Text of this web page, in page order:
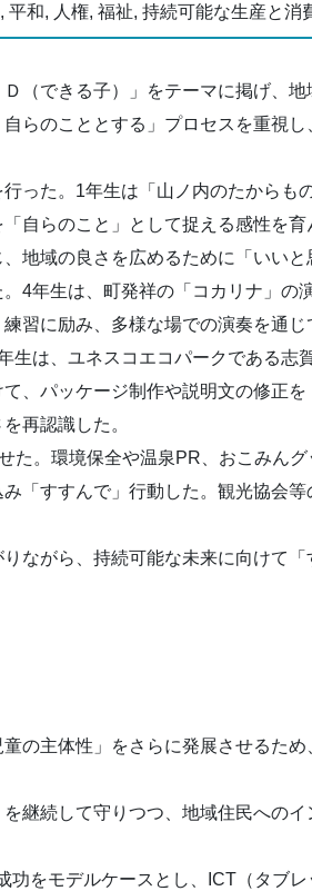
和, 人権, 福祉, 持続可能な生産と消
（できる子）」をテーマに掲げ、
らのこととする」プロセスを重視
った。1年生は「山ノ内のたからも
自らのこと」として捉える感性を
地域の良さを広めるために「いい
4年生は、町発祥の「コカリナ」
習に励み、多様な場での演奏を通じ
生は、ユネスコエコパークである
、パッケージ制作や説明文の修正
再認識した。
た。環境保全や温泉PR、おこみん
「すすんで」行動した。観光協会
ながら、持続可能な未来に向けて
の主体性」をさらに発展させるた
継続して守りつつ、地域住民への
をモデルケースとし、ICT（タブ